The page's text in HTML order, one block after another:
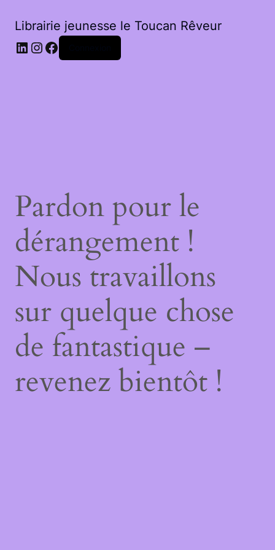
Librairie jeunesse le Toucan Rêveur
LinkedIn
Instagram
Facebook
Pardon pour le
dérangement !
Nous travaillons
sur quelque chose
de fantastique –
revenez bientôt !